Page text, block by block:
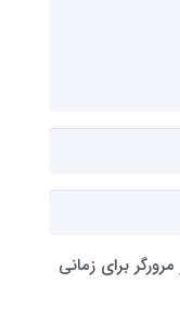
برای زمانی